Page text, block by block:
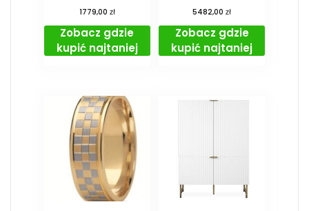
1779,00 zł
Zobacz gdzie
kupić najtaniej
5482,00zł
Zobacz gdzie
kupić najtaniej